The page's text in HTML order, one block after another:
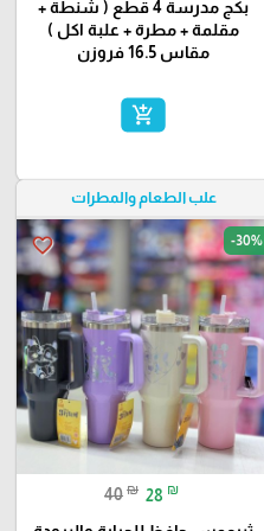
بكج مدرسة 4 قطع ( شنطة +
مقلمة + مطرة + علبة اكل )
مقاس 16.5 فروزن
add_shopping_cart
علب الطعام والمطرات
favorite_border -30%
40 ₪ 28 ₪